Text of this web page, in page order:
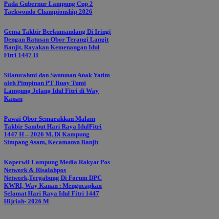
Pada Gubernur Lampung Cup 2
Taekwondo Championship 2026
Gema Takbir Berkumandang Di Iringi
Dengan Ratusan Obor Terangi Langit
Banjit, Rayakan Kemenangan Idul
Fitri 1447 H
Silaturahmi dan Santunan Anak Yatim
oleh Pimpinan PT Buay Tumi
Lampung Jelang Idul Fitri di Way
Kanan
Pawai Obor Semarakkan Malam
Takbir Sambut Hari Raya IdulFitri
1447 H – 2026 M, Di Kampung
Simpang Asam, Kecamatan Banjit
Kaperwil Lampung Media Rakyat Pos
Network & Risalahpos
Network,Tergabung Di Forum DPC
KWRI, Way Kanan : Mengucapkan
Selamat Hari Raya Idul Fitri 1447
Hijriah- 2026 M